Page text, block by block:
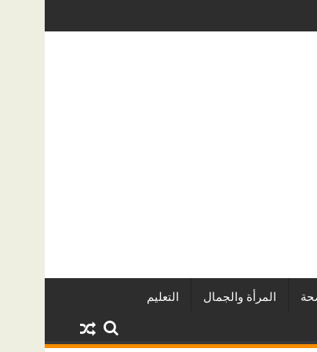
دليل عملي لأصحاب المنازل في الرياض
المرأة والجمال التعليم